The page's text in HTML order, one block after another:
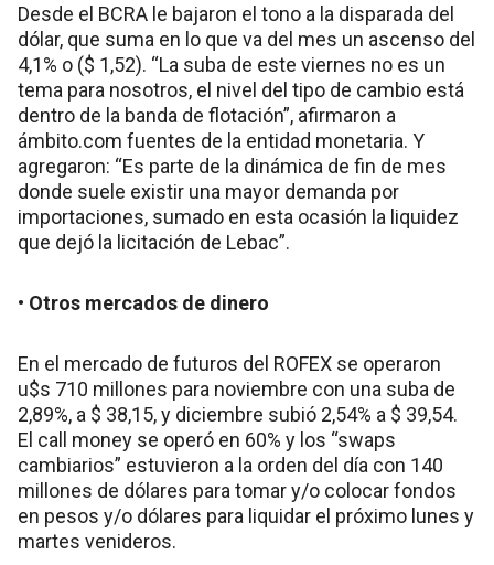
Desde el BCRA le bajaron el tono a la disparada del
dólar, que suma en lo que va del mes un ascenso del
4,1% o ($ 1,52). “La suba de este viernes no es un
tema para nosotros, el nivel del tipo de cambio está
dentro de la banda de flotación”, afirmaron a
ámbito.com fuentes de la entidad monetaria. Y
agregaron: “Es parte de la dinámica de fin de mes
donde suele existir una mayor demanda por
importaciones, sumado en esta ocasión la liquidez
que dejó la licitación de Lebac”.
• Otros mercados de dinero
En el mercado de futuros del ROFEX se operaron
u$s 710 millones para noviembre con una suba de
2,89%, a $ 38,15, y diciembre subió 2,54% a $ 39,54.
El call money se operó en 60% y los “swaps
cambiarios” estuvieron a la orden del día con 140
millones de dólares para tomar y/o colocar fondos
en pesos y/o dólares para liquidar el próximo lunes y
martes venideros.